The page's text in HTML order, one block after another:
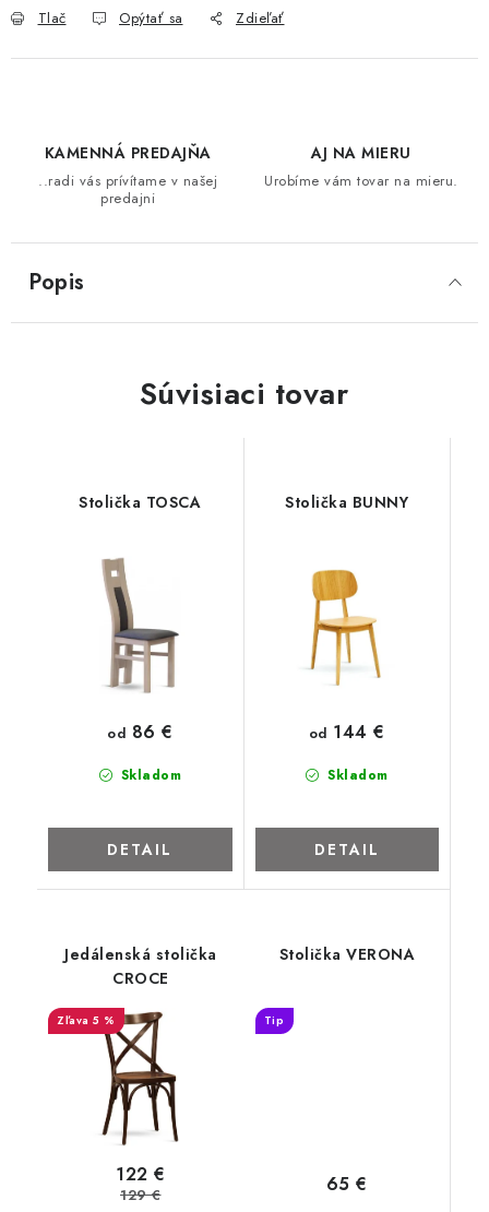
KNIŽNICE A REGÁLY
SVIETIDLÁ
DETSKÝ NÁBYTOK
VSTAVANÉ SKRINE
NOČNÉ STOLÍKY
KOMODY A VITRÍNY
Podmienky ochrany osobných údajov
Cookies
O firme
Hodnotenie obchodu
Odstúpenie od zmluvy - vrátenie
Tlač Opýtať sa Zdieľať
KAMENNÁ PREDAJŇA
..radi vás prívítame v našej
predajni
AJ NA MIERU
Urobíme vám tovar na mieru.
Popis
Súvisiaci tovar
Stolička TOSCA
Skladom
od 86 €
DETAIL
Stolička BUNNY
Skladom
od 144 €
DETAIL
Jedálenská stolička
CROCE
5 %
122 €
129 €
Stolička VERONA
Tip
65 €